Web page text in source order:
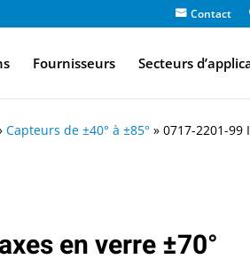
Contact
Fournisseurs Secteurs
Capteurs de ±40° à ±85° » 0717-2201-99
en verre ±70°